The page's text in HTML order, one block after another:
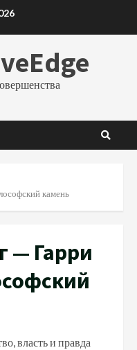
камень
— Гарри
власть и правда